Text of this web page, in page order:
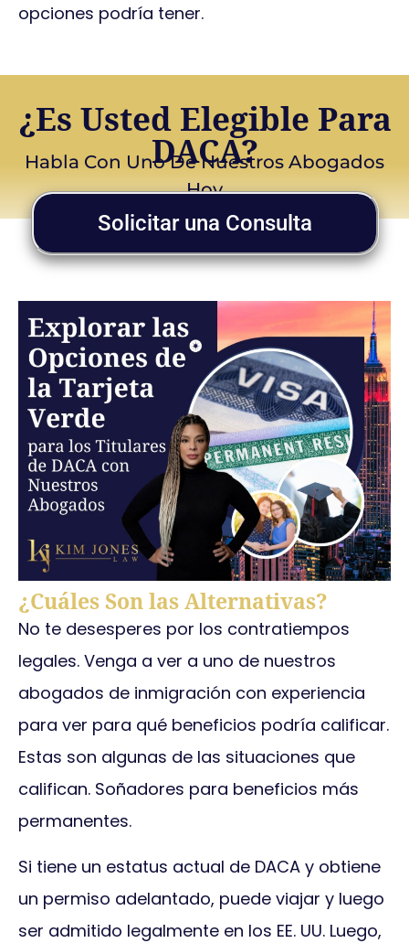
opciones podría tener.
¿Es Usted Elegible Para
DACA?
Habla Con Uno De Nuestros Abogados
Hoy
Solicitar una Consulta
¿Cuáles Son las Alternativas?
No te desesperes por los contratiempos
legales. Venga a ver a uno de nuestros
abogados de inmigración con experiencia
para ver para qué beneficios podría calificar.
Estas son algunas de las situaciones que
califican. Soñadores para beneficios más
permanentes.
Si tiene un estatus actual de DACA y obtiene
un permiso adelantado, puede viajar y luego
ser admitido legalmente en los EE. UU. Luego,